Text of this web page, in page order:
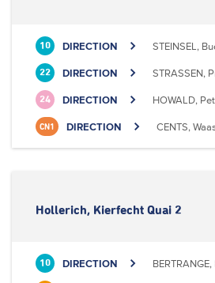
10 DIRECTION STEINSEL,
22 DIRECTION STRASSEN,
24 DIRECTION HOWALD,
CN1 DIRECTION CENTS,
Hollerich, Kierfecht Quai 2
10 DIRECTION